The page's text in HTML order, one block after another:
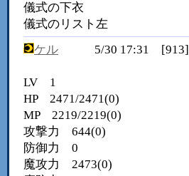
儀式の下衣
儀式のリスト左
ケル
5/30 17:31 [913]
LV 1
HP 2471/2471(0)
MP 2219/2219(0)
攻撃力 644(0)
防御力 0
魔攻力 2473(0)